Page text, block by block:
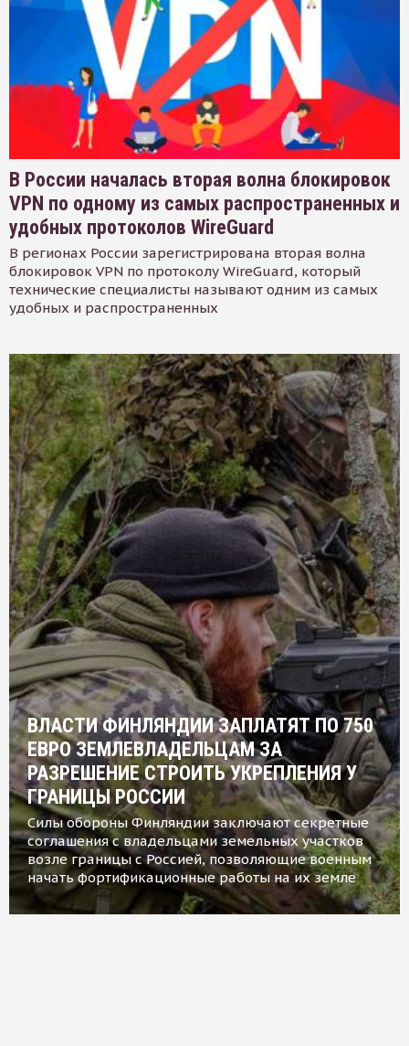
В России началась вторая волна блокировок
VPN по одному из самых распространенных и
удобных протоколов WireGuard
В регионах России зарегистрирована вторая волна
блокировок VPN по протоколу WireGuard, который
технические специалисты называют одним из самых
удобных и распространенных
ВЛАСТИ ФИНЛЯНДИИ ЗАПЛАТЯТ ПО 750
ЕВРО ЗЕМЛЕВЛАДЕЛЬЦАМ ЗА
РАЗРЕШЕНИЕ СТРОИТЬ УКРЕПЛЕНИЯ У
ГРАНИЦЫ РОССИИ
Силы обороны Финляндии заключают секретные
соглашения с владельцами земельных участков
возле границы с Россией, позволяющие военным
начать фортификационные работы на их земле